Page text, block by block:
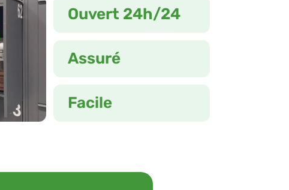
Assuré
Facile
Ouvert 24h/24